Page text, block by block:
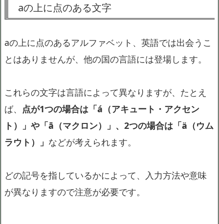
aの上に点のある文字
aの上に点のあるアルファベット、英語では出会うこ
とはありませんが、他の国の言語には登場します。
これらの文字は言語によって異なりますが、たとえ
ば、 点が1つの場合は「á（アキュート・アクセン
ト）」や「ā（マクロン）」、2つの場合は「ä（ウム
ラウト）」 などが考えられます。
どの記号を指しているかによって、入力方法や意味
が異なりますので注意が必要です。